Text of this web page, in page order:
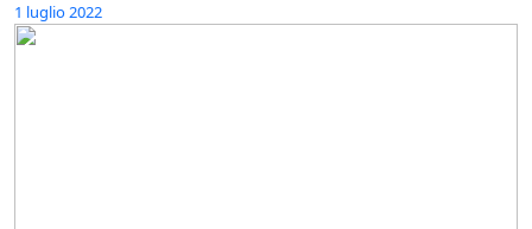
1 luglio 2022